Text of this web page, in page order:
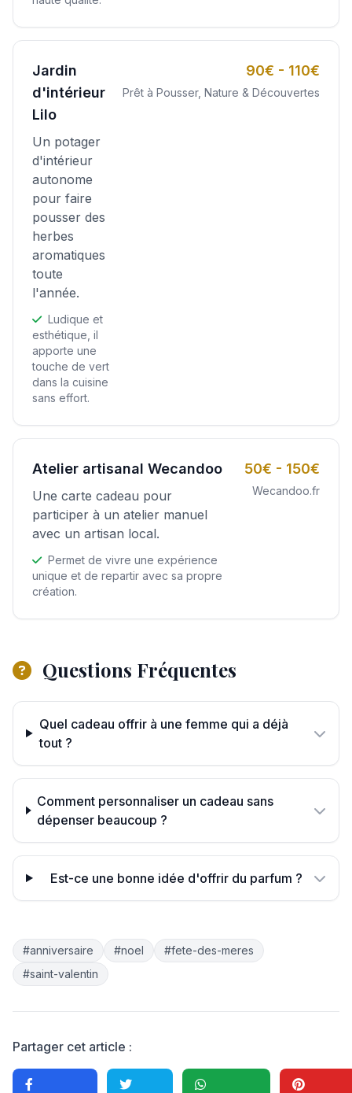
Jardin
d'intérieur
Lilo
Un potager
d'intérieur
autonome
pour faire
pousser des
herbes
aromatiques
toute
l'année.
Ludique et
esthétique, il
apporte une
touche de vert
dans la cuisine
sans effort.
90€ - 110€
Prêt à Pousser, Nature & Découvertes
Atelier artisanal Wecandoo
Une carte cadeau pour
participer à un atelier manuel
avec un artisan local.
Permet de vivre une expérience
unique et de repartir avec sa propre
création.
50€ - 150€
Wecandoo.fr
Questions Fréquentes
Quel cadeau offrir à une femme qui a déjà
tout ?
Comment personnaliser un cadeau sans
dépenser beaucoup ?
Est-ce une bonne idée d'offrir du parfum ?
#anniversaire #noel
#fete-des-meres
#saint-valentin
Partager cet article :